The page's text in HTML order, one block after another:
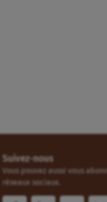
Suivez-nous
Vous pouvez aussi vous
réseaux sociaux.